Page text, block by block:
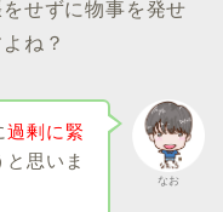
せずに物事を発せ
ね？
なお
過剰に緊
思いま